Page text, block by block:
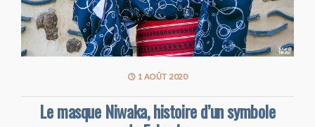
1 AOÛT 2020
Le masque Niwaka, histoire d’un symbole